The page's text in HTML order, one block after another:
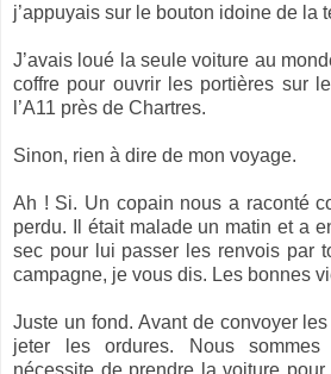
j’appuyais sur le bouton idoine de la
J’avais loué la seule voiture au
coffre pour ouvrir les portières sur
l’A11 près de Chartres.
Sinon, rien à dire de mon voyage.
Ah ! Si. Un copain nous a raconté
perdu. Il était malade un matin et a
sec pour lui passer les renvois par
campagne, je vous dis. Les bonnes
Juste un fond. Avant de convoyer
jeter les ordures. Nous
nécessite de prendre la voiture